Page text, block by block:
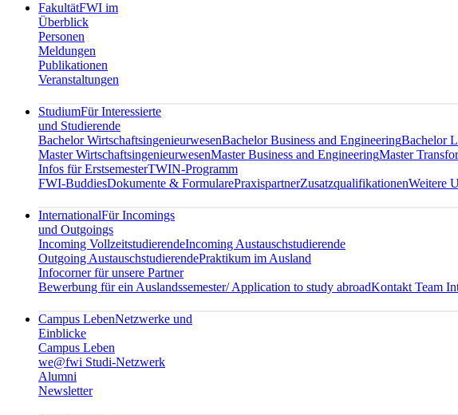
FakultätFWI im
Überblick
Personen
Meldungen
Publikationen
Veranstaltungen
StudiumFür Interessierte
und Studierende
Bachelor WirtschaftsingenieurwesenBachelor Business and EngineeringBachelor
Master WirtschaftsingenieurwesenMaster Business and EngineeringMaster
Infos für ErstsemesterTWIN-Programm
FWI-BuddiesDokumente & FormularePraxispartnerZusatzqualifikationenWeitere
InternationalFür Incomings
und Outgoings
Incoming VollzeitstudierendeIncoming Austauschstudierende
Outgoing AustauschstudierendePraktikum im Ausland
Infocorner für unsere Partner
Bewerbung für ein Auslandssemester/ Application to study abroadKontakt Team
Campus LebenNetzwerke und
Einblicke
Campus Leben
we@fwi Studi-Netzwerk
Alumni
Newsletter